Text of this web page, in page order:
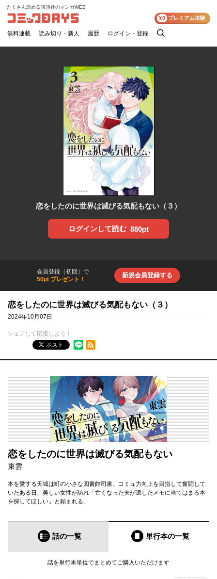
コミックDAYS
たくさん読める講談社のマンガWEB
無料連載 読み切り・新人 履歴 ログイン・登録
検
¥0 プレミアム体験
恋をしたのに世界は滅びる気配もない（３）
ログインして読む 880pt
会員登録（初回）で
50pt プレゼント！
新規会員登録する
恋をしたのに世界は滅びる気配もない（３）
2024年10月07日
シェアして応援しよう！
ポスト
RSSフィード
恋をしたのに世界は滅びる気配もない
東雲
本を愛する天城は町の小さな図書館司書。コミュ力向上を目指して奮闘して
いたある日、美しい女性が訪れ「亡くなった夫が遺したメモに当てはまる本
を探してほしい」と頼まれる。
話の一覧 単行本の一覧
話を単行本単位でまとめてご購入いただけます